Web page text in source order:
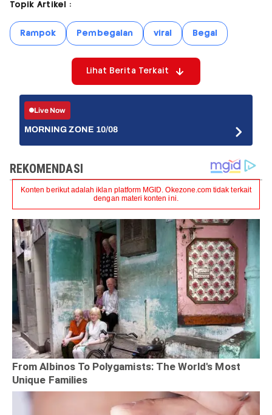
Topik Artikel :
Rampok Pembegalan viral Begal
Lihat Berita Terkait
Live Now
MORNING ZONE 10/08